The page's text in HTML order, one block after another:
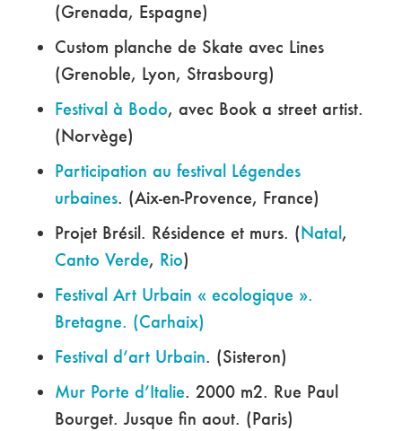
(Grenada, Espagne)
Custom planche de Skate avec Lines
(Grenoble, Lyon, Strasbourg)
Festival à Bodo, avec Book a street artist.
(Norvège)
Participation au festival Légendes
urbaines. (Aix-en-Provence, France)
Projet Brésil. Résidence et murs. (Natal,
Canto Verde, Rio)
Festival Art Urbain « ecologique ».
Bretagne. (Carhaix)
Festival d’art Urbain. (Sisteron)
Mur Porte d’Italie. 2000 m2. Rue Paul
Bourget. Jusque fin aout. (Paris)